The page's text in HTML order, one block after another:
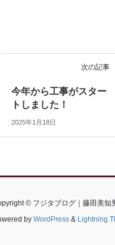
次の記事
今年から工事がスター
トしました！
2025年1月18日
© フジタブログ｜藤田美知
by WordPress& Lightning